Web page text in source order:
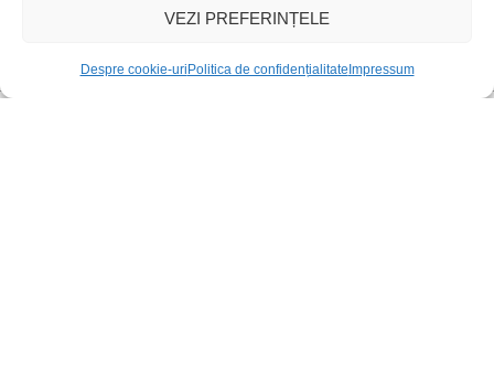
VEZI PREFERINȚELE
Despre cookie-uri Politica de confidențialitate Impressum
Rândunică Feng Shui